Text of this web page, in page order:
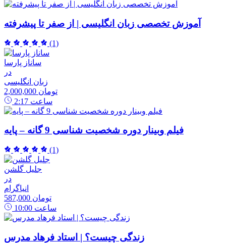
آموزش تخصصی زبان انگلیسی | از صفر تا پیشرفته
(1)
ساناز پارسا
در
زبان انگلیسی
2,000,000 تومان
2:17 ساعت
فیلم وبینار دوره شخصیت شناسی 9 گانه – پایه
(1)
جلیل گلشن
در
انیاگرام
587,000 تومان
10:00 ساعت
زندگی چیست؟ | استاد فرهاد مدرس